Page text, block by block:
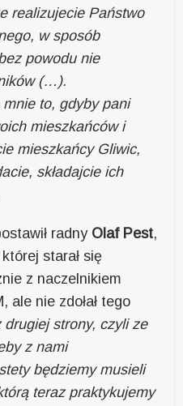
realizujecie Państwo
w sposób
powodu nie
(…).
to, gdyby pani
mieszkańców i
mieszkańcy Gliwic,
składajcie ich
radny Olaf Pest,
starał się
z naczelnikiem
ale nie zdołał tego
strony, czyli ze
z nami
będziemy musieli
teraz praktykujemy